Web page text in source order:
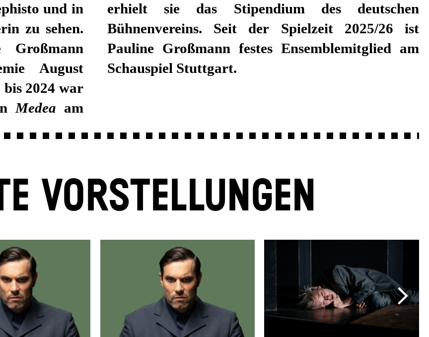
und in
zu sehen.
August
2024 war
Medea am
erhielt sie das Stipendium des deutschen
Bühnenvereins. Seit der Spielzeit 2025/26 ist
Pauline Großmann festes Ensemblemitglied am
Schauspiel Stuttgart.
VORSTELLUNGEN